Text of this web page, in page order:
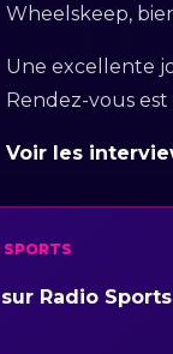
Wheelskeep,
Une excellente
Rendez-vous
Voir les
SPORTS
Radio Sports